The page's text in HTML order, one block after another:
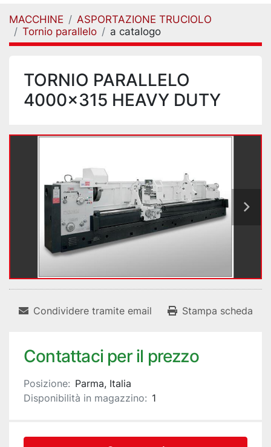
MACCHINE
ASPORTAZIONE TRUCIOLO
Tornio parallelo
a catalogo
TORNIO PARALLELO
4000x315 HEAVY DUTY
Condividere tramite email Stampa scheda
Contattaci per il prezzo
Posizione: Parma, Italia
Disponibilità in magazzino: 1